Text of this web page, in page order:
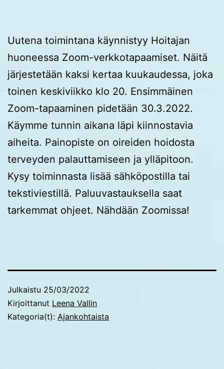
Uutena toimintana käynnistyy Hoitajan
huoneessa Zoom-verkkotapaamiset. Näitä
järjestetään kaksi kertaa kuukaudessa, joka
toinen keskiviikko klo 20. Ensimmäinen
Zoom-tapaaminen pidetään 30.3.2022.
Käymme tunnin aikana läpi kiinnostavia
aiheita. Painopiste on oireiden hoidosta
terveyden palauttamiseen ja ylläpitoon.
Kysy toiminnasta lisää sähköpostilla tai
tekstiviestillä. Paluuvastauksella saat
tarkemmat ohjeet. Nähdään Zoomissa!
Julkaistu 25/03/2022
Kirjoittanut Leena Vallin
Kategoria(t): Ajankohtaista